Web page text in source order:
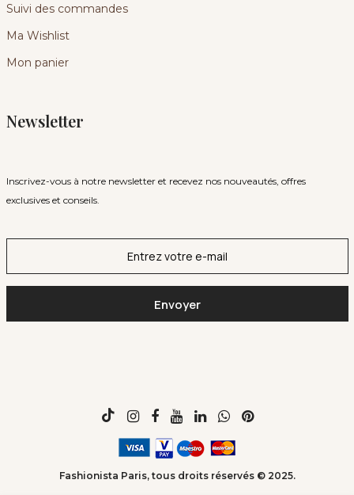
Suivi des commandes
Ma Wishlist
Mon panier
Newsletter
Inscrivez-vous à notre newsletter et recevez nos nouveautés, offres
exclusives et conseils.
Fashionista Paris, tous droits réservés © 2025.